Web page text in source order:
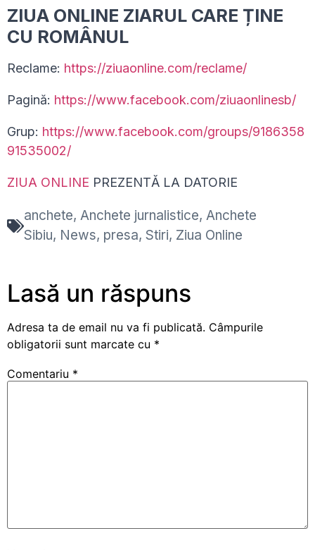
ZIUA ONLINE ZIARUL CARE ȚINE
CU ROMÂNUL
Reclame: https://ziuaonline.com/reclame/
Pagină: https://www.facebook.com/ziuaonlinesb/
Grup: https://www.facebook.com/groups/9186358
91535002/
ZIUA ONLINE PREZENTĂ LA DATORIE
anchete, Anchete jurnalistice, Anchete
Sibiu, News, presa, Stiri, Ziua Online
Lasă un răspuns
Adresa ta de email nu va fi publicată. Câmpurile
obligatorii sunt marcate cu *
Comentariu *